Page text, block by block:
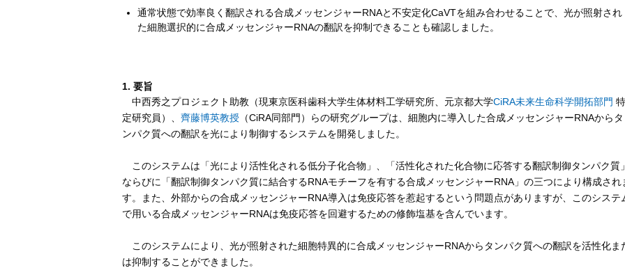
通常状態で効率良く翻訳される合成メッセンジャーRNAと不安定化CaVTを組み合わせることで、光が照射され
た細胞選択的に合成メッセンジャーRNAの翻訳を抑制できることも確認しました。
1. 要旨
中西秀之プロジェクト助教（現東京医科歯科大学生体材料工学研究所、元京都大学CiRA未来生命科学開拓部門 特
定研究員）、 齊藤博英教授（CiRA同部門）らの研究グループは、細胞内に導入した合成メッセンジャーRNAからタ
ンパク質への翻訳を光により制御するシステムを開発しました。
このシステムは「光により活性化される低分子化合物」、「活性化された化合物に応答する翻訳制御タンパク質」
ならびに「翻訳制御タンパク質に結合するRNAモチーフを有する合成メッセンジャーRNA」の三つにより構成され
す。また、外部からの合成メッセンジャーRNA導入は免疫応答を惹起するという問題点がありますが、このシステ
で用いる合成メッセンジャーRNAは免疫応答を回避するための修飾塩基を含んでいます。
このシステムにより、光が照射された細胞特異的に合成メッセンジャーRNAからタンパク質への翻訳を活性化ま
は抑制することができました。